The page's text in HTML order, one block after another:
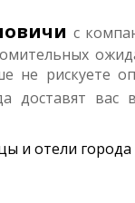
с
не рискуете
доставят
и отели